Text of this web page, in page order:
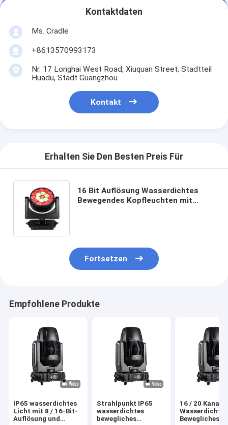
Kontaktdaten
Ms. Cradle
+8613570993173
Nr. 17 Longhai West Road, Xiuquan Street, Stadtteil
Huadu, Stadt Guangzhou
Kontakt
Erhalten Sie Den Besten Preis Für
16 Bit Auflösung Wasserdichtes
Bewegendes Kopfleuchten mit
Fortsetzen
Empfohlene Produkte
IP65 wasserdichtes
Licht mit 8 / 16-Bit-
Auflösung und
Strahlpunkt IP65
wasserdichtes
bewegliches
16 / 20 Kanal
Wasserdichtes
Bewegliches